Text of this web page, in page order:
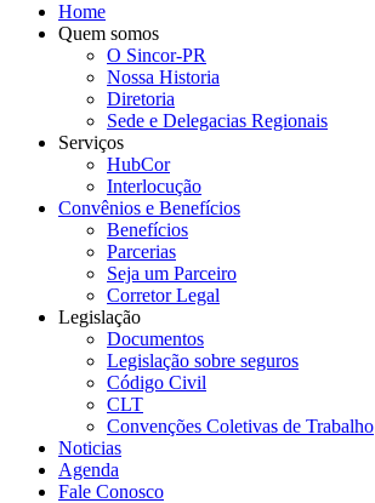
Home
Quem somos
O Sincor-PR
Nossa Historia
Diretoria
Sede e Delegacias Regionais
Serviços
HubCor
Interlocução
Convênios e Benefícios
Benefícios
Parcerias
Seja um Parceiro
Corretor Legal
Legislação
Documentos
Legislação sobre seguros
Código Civil
CLT
Convenções Coletivas de Trabalho
Noticias
Agenda
Fale Conosco